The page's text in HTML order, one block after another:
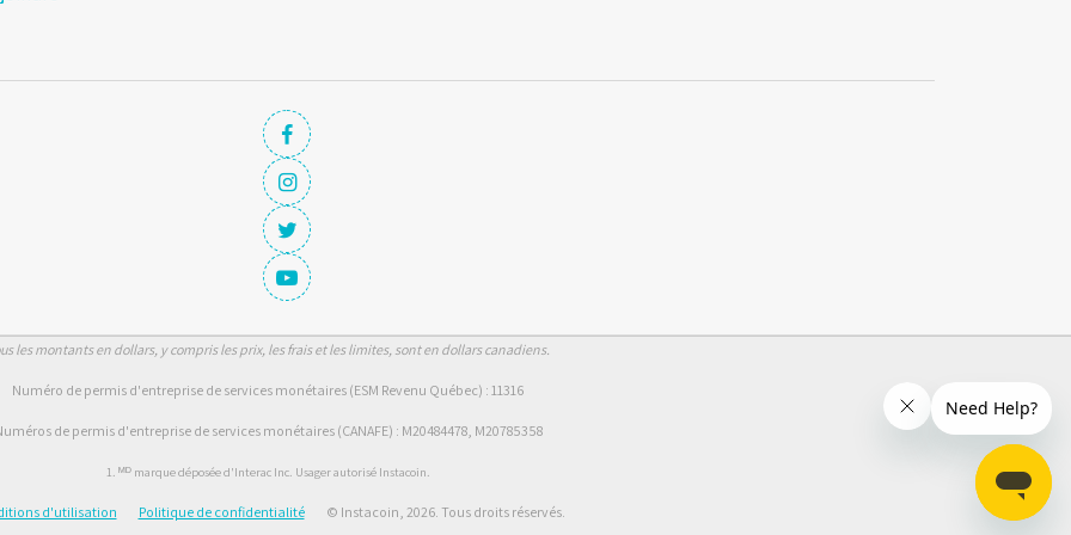
les montants en dollars, y compris les prix, les frais et les limites, sont en dollars canadiens.
Numéro de permis d'entreprise de services monétaires (ESM Revenu Québec) : 11316
de permis d'entreprise de services monétaires (CANAFE) : M20484478, M20785358
1. ᴹᴰ marque déposée d'Interac Inc. Usager autorisé Instacoin.
d'utilisation Politique de confidentialité © Instacoin, 2026. Tous droits réservés.